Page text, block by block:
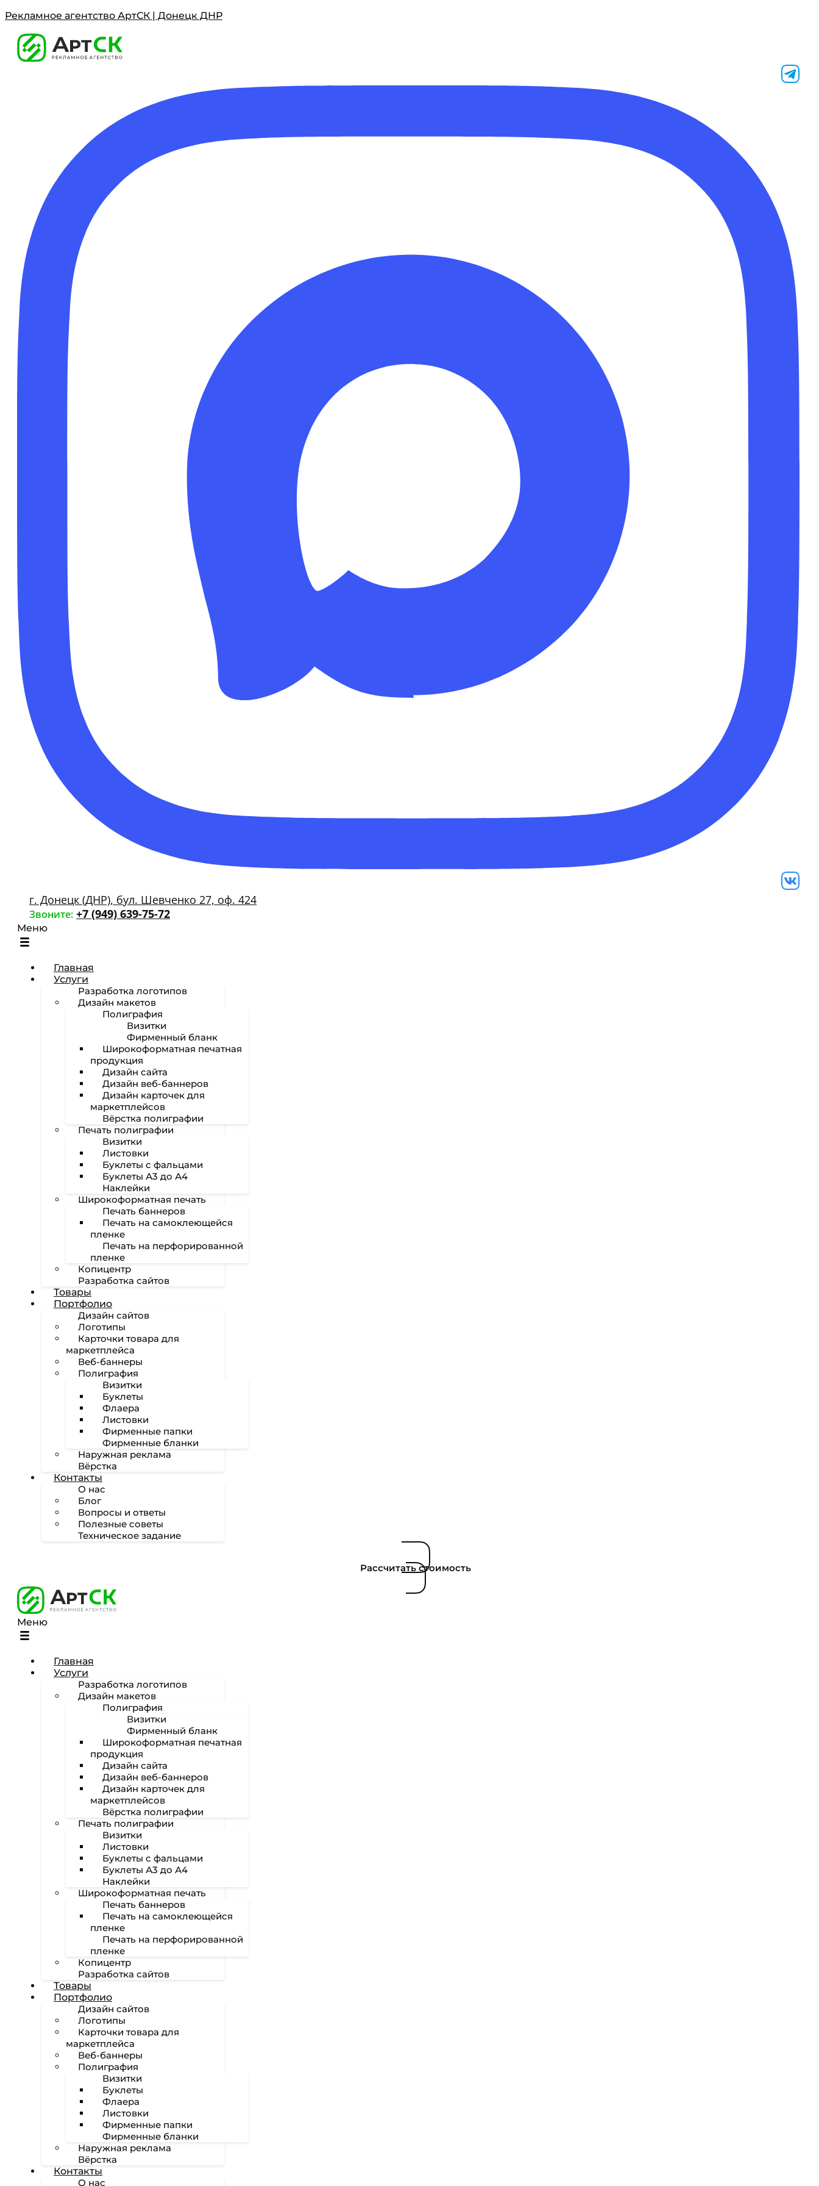
Рекламное агентство АртСК | Донецк ДНР
г. Донецк (ДНР), бул. Шевченко 27, оф. 424
Звоните: +7 (949) 639-75-72
Меню
Главная
Услуги
Разработка логотипов
Дизайн макетов
Полиграфия
Визитки
Фирменный бланк
Широкоформатная печатная
продукция
Дизайн сайта
Дизайн веб-баннеров
Дизайн карточек для
маркетплейсов
Вёрстка полиграфии
Печать полиграфии
Визитки
Листовки
Буклеты с фальцами
Буклеты А3 до А4
Наклейки
Широкоформатная печать
Печать баннеров
Печать на самоклеющейся
пленке
Печать на перфорированной
пленке
Копицентр
Разработка сайтов
Товары
Портфолио
Дизайн сайтов
Логотипы
Карточки товара для
маркетплейса
Веб-баннеры
Полиграфия
Визитки
Буклеты
Флаера
Листовки
Фирменные папки
Фирменные бланки
Наружная реклама
Вёрстка
Контакты
О нас
Блог
Вопросы и ответы
Полезные советы
Техническое задание
Рассчитать стоимость
Меню
Главная
Услуги
Разработка логотипов
Дизайн макетов
Полиграфия
Визитки
Фирменный бланк
Широкоформатная печатная
продукция
Дизайн сайта
Дизайн веб-баннеров
Дизайн карточек для
маркетплейсов
Вёрстка полиграфии
Печать полиграфии
Визитки
Листовки
Буклеты с фальцами
Буклеты А3 до А4
Наклейки
Широкоформатная печать
Печать баннеров
Печать на самоклеющейся
пленке
Печать на перфорированной
пленке
Копицентр
Разработка сайтов
Товары
Портфолио
Дизайн сайтов
Логотипы
Карточки товара для
маркетплейса
Веб-баннеры
Полиграфия
Визитки
Буклеты
Флаера
Листовки
Фирменные папки
Фирменные бланки
Наружная реклама
Вёрстка
Контакты
О нас